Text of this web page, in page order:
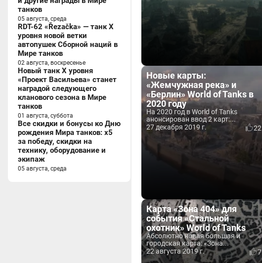
танков
05 августа, среда
RDT-62 «Řezačka» — танк X
уровня новой ветки
автопушек Сборной наций в
Мире танков
02 августа, воскресенье
Новый танк X уровня
«Проект Васильева» станет
наградой следующего
кланового сезона в Мире
танков
01 августа, суббота
Все скидки и бонусы ко Дню
рождения Мира танков: x5
за победу, скидки на
технику, оборудование и
экипаж
05 августа, среда
Новые карты:
«Жемчужная река» и
«Берлин» World of Tanks в
2020 году
На 2020 год в World of Tanks
анонсирован ввод 2 карт:...
27 декабря 2019 г.
22
Карта «Зона 404» для
события «Стальной
охотник» World of Tanks
Абсолютно новая большая и
городская карта: «Зона...
22 августа 2019 г.
7